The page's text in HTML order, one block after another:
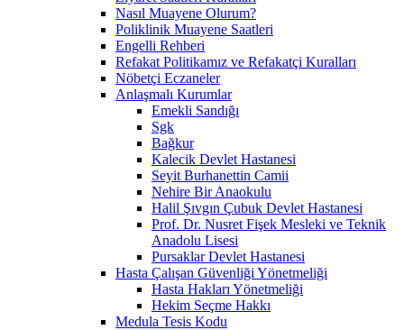
Nasıl Muayene Olurum?
Poliklinik Muayene Saatleri
Engelli Rehberi
Refakat Politikamız ve Refakatçi Kuralları
Nöbetçi Eczaneler
Anlaşmalı Kurumlar
Emekli Sandığı
Sgk
Bağkur
Kalecik Devlet Hastanesi
Seyit Burhanettin Camii
Nehire Bir Anaokulu
Halil Şıvgın Çubuk Devlet Hastanesi
Prof. Dr. Nusret Fişek Mesleki ve Teknik
Anadolu Lisesi
Pursaklar Devlet Hastanesi
Hasta Çalışan Güvenliği Yönetmeliği
Hasta Hakları Yönetmeliği
Hekim Seçme Hakkı
Medula Tesis Kodu